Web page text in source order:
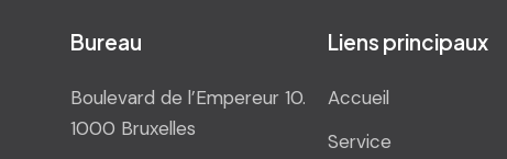
Bureau
Boulevard de l’Empereur 10.
1000 Bruxelles
Liens principaux
Accueil
Service